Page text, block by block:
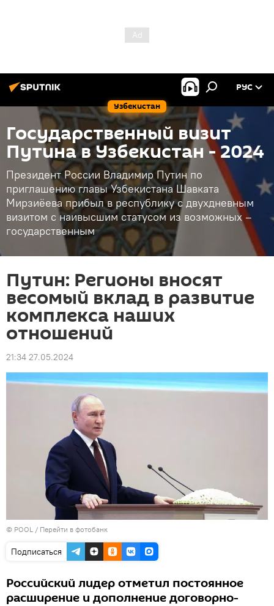
Узбекистан
РУС
Государственный визит
Путина в Узбекистан - 2024
Президент России Владимир Путин по
приглашению главы Узбекистана Шавката
Мирзиёева прибыл в республику с двухдневным
визитом с наивысшим статусом из возможных –
государственным
Путин: Регионы вносят
весомый вклад в развитие
комплекса наших
отношений
21:34 27.05.2024
© POOL / Перейти в фотобанк
Подписаться
Российский лидер отметил постоянное
расширение и дополнение договорно-